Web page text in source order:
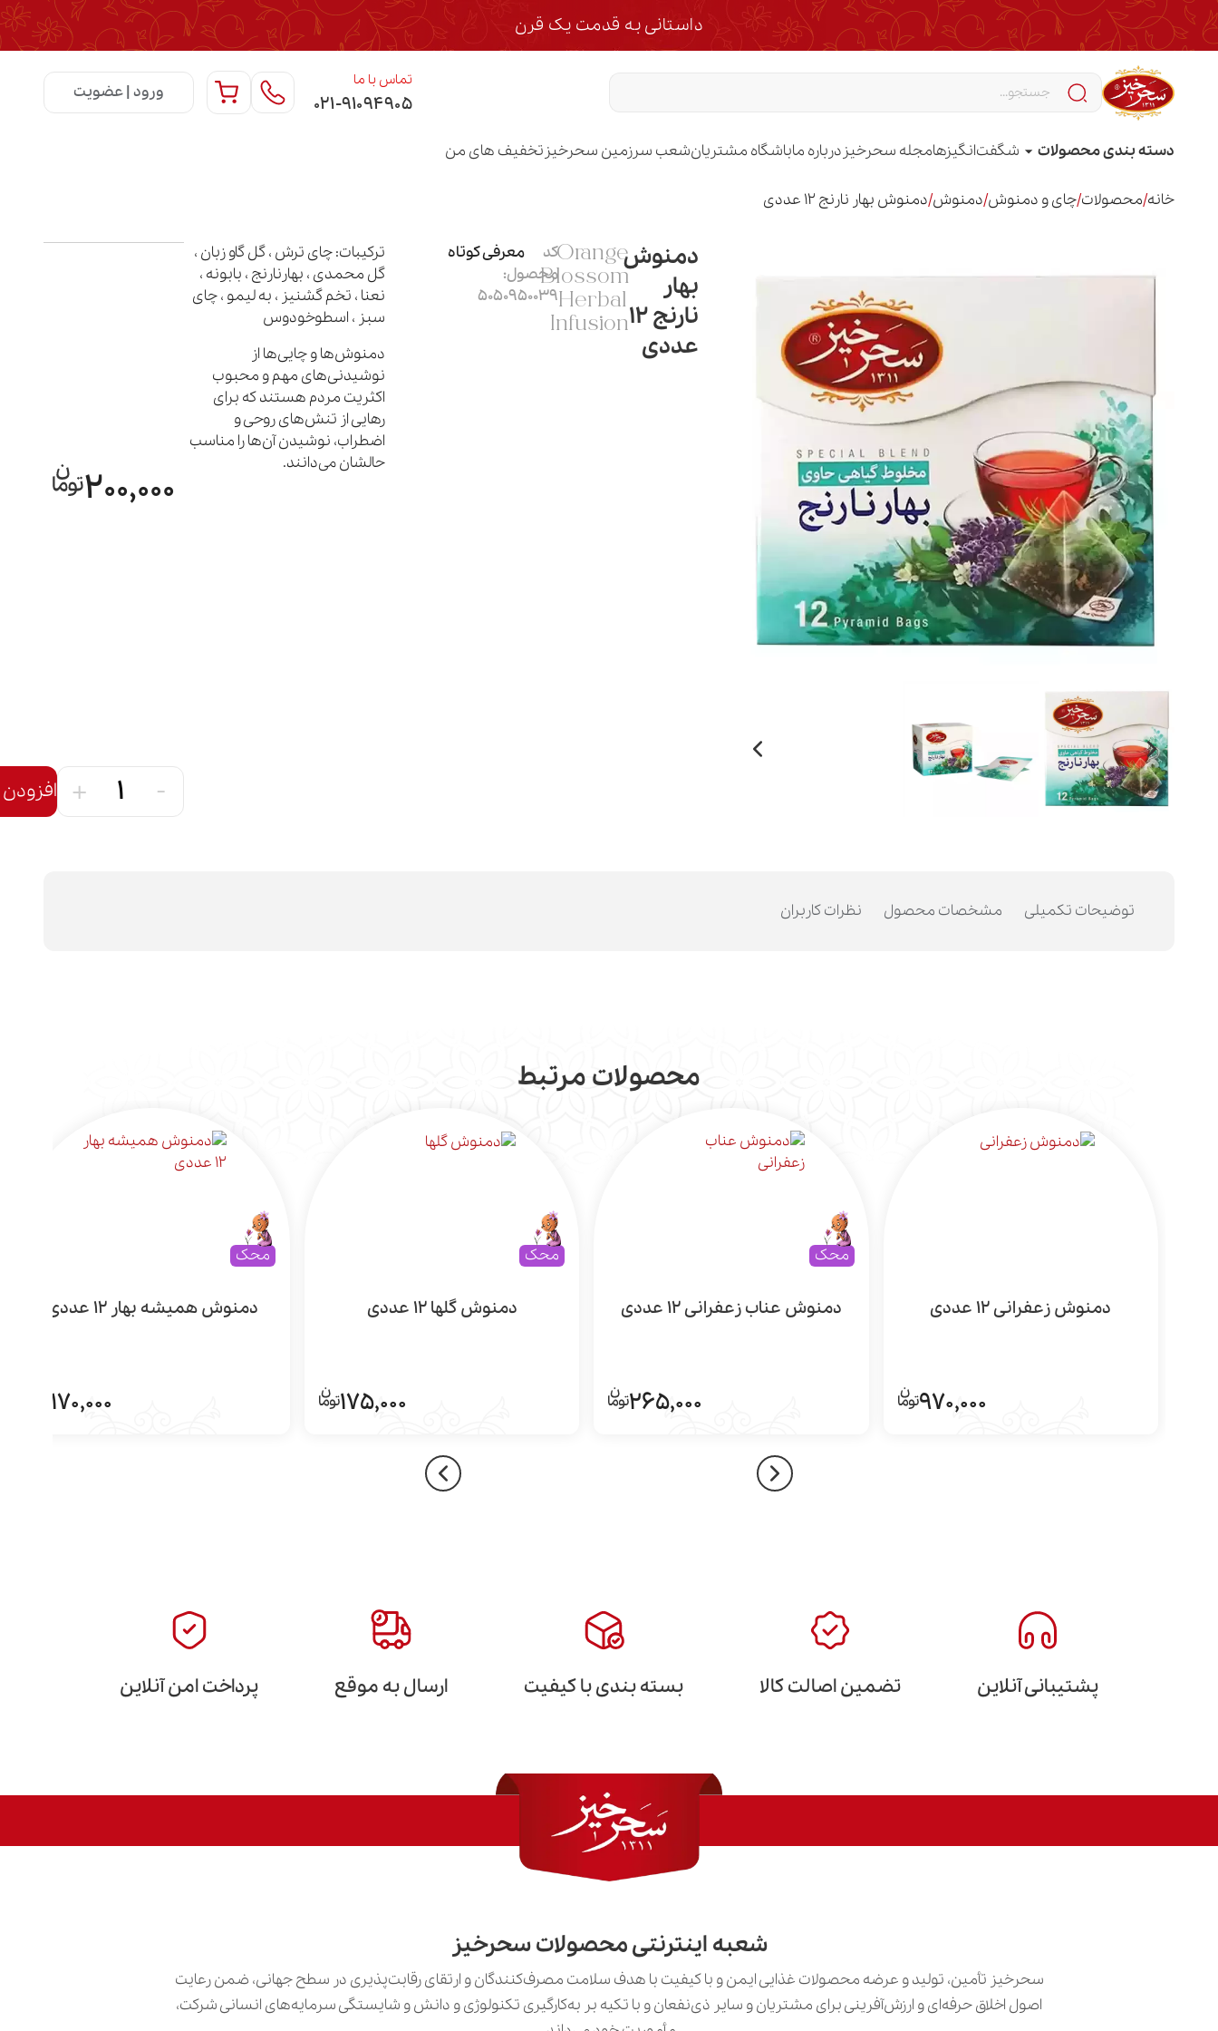
داستانی به قدمت یک قرن
تماس با ما
۰۲۱-۹۱۰۹۴۹۰۵ ورود | عضویت
دسته بندی محصولات شگفت‌انگیزهامجله سحرخیز درباره ماباشگاه مشتریانشعب سرزمین سحرخیز تخفیف های من
خانه/محصولات/چای و دمنوش/دمنوش/دمنوش بهار نارنج 12 عددی
دمنوش
بهار
نارنج 12
عددی
Orange
Blossom
Herbal
Infusion
کد
محصول:
5050950039
معرفی کوتاه
ترکیبات: چای ترش ، گل گاو زبان ،
گل محمدی ، بهارنارنج ، بابونه ،
نعنا ، تخم گشنیز ، به لیمو ، چای
سبز ، اسطوخودوس
دمنوش‌ها و چایی‌ها از
نوشیدنی‌های مهم و محبوب
اکثریت مردم هستند که برای
رهایی از تنش‌های روحی و
اضطراب‌، نوشیدن آن‌ها را مناسب
حالشان می‌دانند.
200,000
-
+
توضیحات تکمیلی مشخصات محصول نظرات کاربران
محصولات مرتبط
دمنوش زعفرانی 12 عددی
970,000
محک
دمنوش عناب زعفرانی 12 عددی
265,000
محک
دمنوش گلها 12 عددی
175,000
محک
دمنوش همیشه بهار 12 عددی
170,000
پشتیبانی آنلاین تضمین اصالت کالا بسته بندی با کیفیت ارسال به موقع پرداخت امن آنلاین
شعبه اینترنتی محصولات سحرخیز
سحرخیز تأمین، تولید و عرضه محصولات غذایی ایمن و با کیفیت با هدف سلامت مصرف‌کنندگان و ارتقای رقابت‌پذیری در سطح جهانی، ضمن رعایت
اصول اخلاق حرفه‌ای و ارزش‌آفرینی برای مشتریان و سایر ذی‌نفعان و با تکیه بر به‌کارگیری تکنولوژی و دانش و شایستگی سرمایه‌های انسانی شرکت،